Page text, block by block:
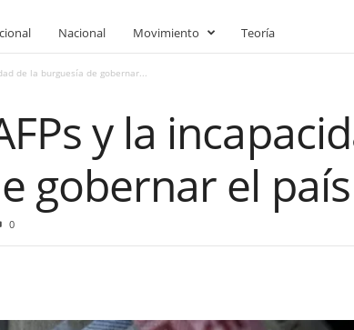
Nacional Movimiento Teoría
de la burguesía de gobernar...
y la
gobernar el país
0